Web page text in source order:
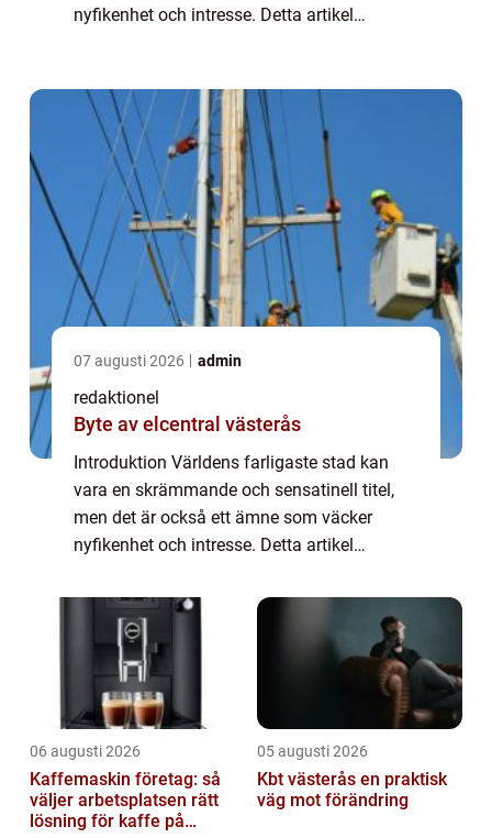
nyfikenhet och intresse. Detta artikel
...
07 augusti 2026 admin
redaktionel
Byte av elcentral västerås
Introduktion Världens farligaste stad kan
vara en skrämmande och sensatinell titel,
men det är också ett ämne som väcker
nyfikenhet och intresse. Detta artikel
det innebär att vara världens farligaste stad
06 augusti 2026
Kaffemaskin företag: så
väljer arbetsplatsen rätt
lösning för kaffe på
05 augusti 2026
Kbt västerås en praktisk
väg mot förändring